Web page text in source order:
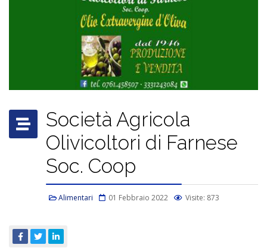
Società Agricola
Olivicoltori di Farnese
Soc. Coop
Alimentari 01 Febbraio 2022 Visite: 873